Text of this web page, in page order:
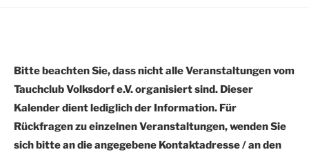
Bitte beachten Sie, dass nicht alle Veranstaltungen vom
Tauchclub Volksdorf e.V. organisiert sind. Dieser
Kalender dient lediglich der Information. Für
Rückfragen zu einzelnen Veranstaltungen, wenden Sie
sich bitte an die angegebene Kontaktadresse / an den